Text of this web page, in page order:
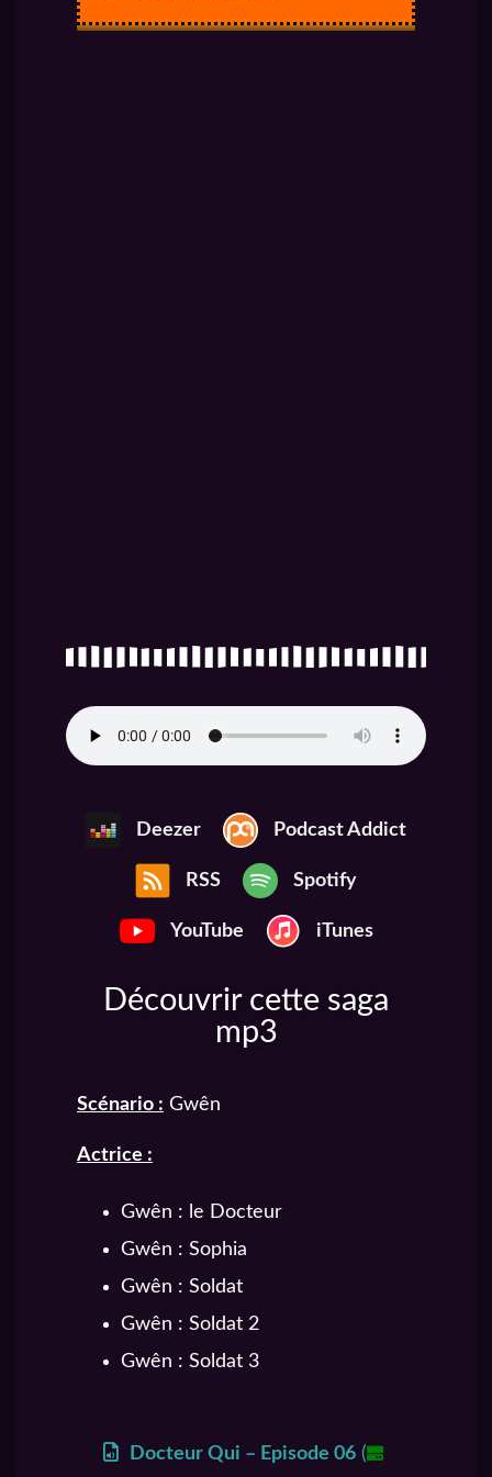
Deezer Podcast Addict
RSS Spotify
YouTube iTunes
Découvrir cette saga
mp3
Scénario : Gwên
Actrice :
Gwên : le Docteur
Gwên : Sophia
Gwên : Soldat
Gwên : Soldat 2
Gwên : Soldat 3
Docteur Qui – Episode 06 (